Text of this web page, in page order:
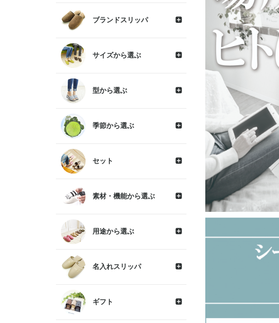
ブランドスリッパ
サイズから選ぶ
型から選ぶ
季節から選ぶ
セット
素材・機能から選ぶ
用途から選ぶ
名入れスリッパ
ギフト